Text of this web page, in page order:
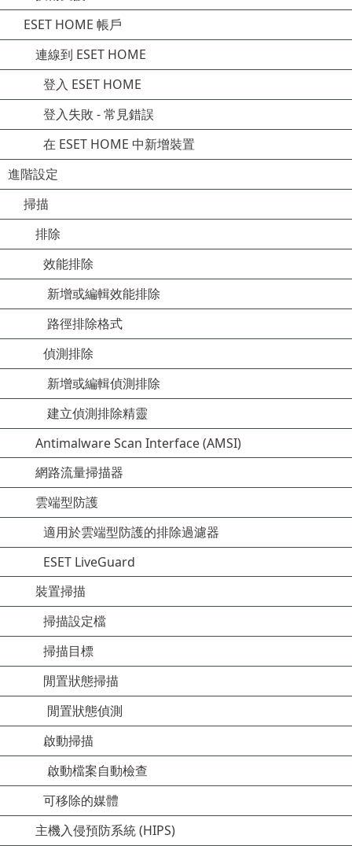
ESET HOME 帳戶
連線到 ESET HOME
登入 ESET HOME
登入失敗 - 常見錯誤
在 ESET HOME 中新增裝置
進階設定
掃描
排除
效能排除
新增或編輯效能排除
路徑排除格式
偵測排除
新增或編輯偵測排除
建立偵測排除精靈
Antimalware Scan Interface (AMSI)
網路流量掃描器
雲端型防護
適用於雲端型防護的排除過濾器
ESET LiveGuard
裝置掃描
掃描設定檔
掃描目標
閒置狀態掃描
閒置狀態偵測
啟動掃描
啟動檔案自動檢查
可移除的媒體
主機入侵預防系統 (HIPS)